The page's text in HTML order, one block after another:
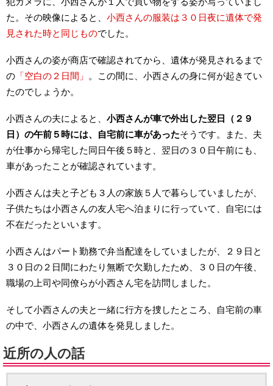
た。その映像によると、 小西さんの服装は３０日夜に遺体で発
見された時と同じものでした。
小西さんの姿が商店で確認されてから、遺体が発見されるまで
の 「空白の２日間」
。この間に、小西さんの身に何が起きてい
たのでしょうか。
小西さんの夫によると、 小西さんが車で外出した翌日（２９
日）の午前５時には、自宅前に車があったそうです。また、夫
が仕事から帰宅した同日午後５時と、翌日の３０日午前にも、
車があったことが確認されています。
小西さんは夫と子ども３人の家族５人で暮らしていましたが、
子供たちは小西さんの友人宅へ泊まりに行っていて、自宅には
不在だったといいます。
小西さんはパート勤務で弁当配達をしていましたが、２９日と
３０日の２日間にわたり無断で欠勤したため、３０日の午後、
職場の上司や同僚らが小西さん宅を訪問しました。
そして小西さんの夫と一緒に行方を捜したところ、自宅前の車
の中で、小西さんの遺体を発見しました。
近所の人の話